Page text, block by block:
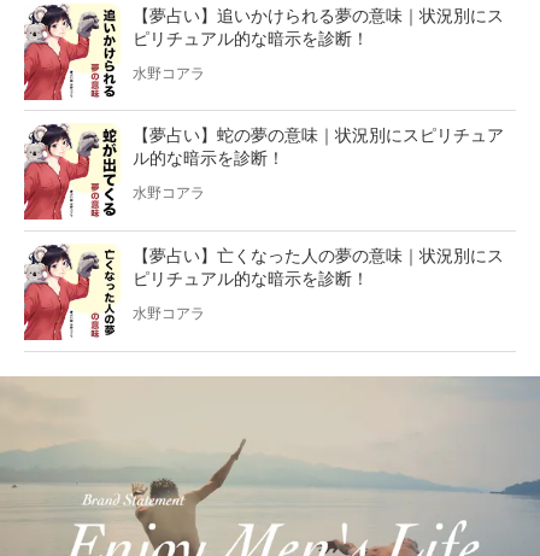
【夢占い】追いかけられる夢の意味｜状況別にス
ピリチュアル的な暗示を診断！
水野コアラ
【夢占い】蛇の夢の意味｜状況別にスピリチュア
ル的な暗示を診断！
水野コアラ
【夢占い】亡くなった人の夢の意味｜状況別にス
ピリチュアル的な暗示を診断！
水野コアラ